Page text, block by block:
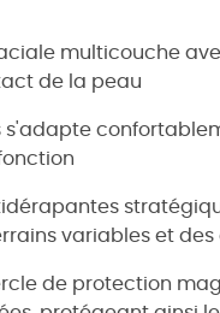
multicouche
de la peau
variables et
de protection